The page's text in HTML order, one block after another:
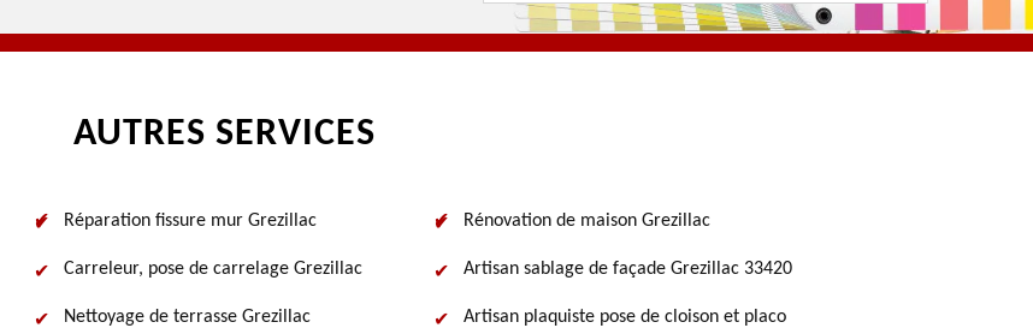
AUTRES SERVICES
Réparation fissure mur Grezillac
Carreleur, pose de carrelage Grezillac
Nettoyage de terrasse Grezillac
Rénovation de maison Grezillac
Artisan sablage de façade Grezillac 33420
Artisan plaquiste pose de cloison et placo